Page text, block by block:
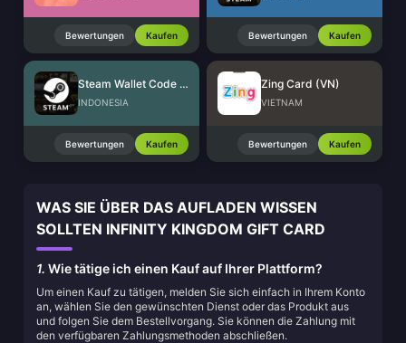
Bewertungen Kaufen Bewertungen Kaufen
Steam Wallet Code (IDR)
INDONESIA
Bewertungen Kaufen
Zing Card (VN)
VIETNAM
Bewertungen Kaufen
WAS SIE ÜBER DAS AUFLADEN WISSEN
SOLLTEN INFINITY KINGDOM GIFT CARD
1. Wie tätige ich einen Kauf auf Ihrer Plattform?
Um einen Kauf zu tätigen, melden Sie sich einfach in Ihrem Konto
an, wählen Sie den gewünschten Dienst oder das Produkt aus
und folgen Sie dem Bestellvorgang. Sie können die Zahlung mit
den verfügbaren Zahlungsmethoden abschließen.